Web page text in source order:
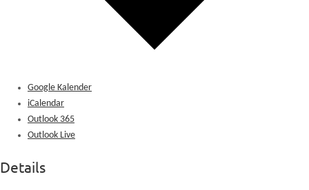
Google Kalender
iCalendar
Outlook 365
Outlook Live
Details